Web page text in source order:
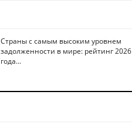
Страны с самым высоким уровнем
задолженности в мире: рейтинг 2026
года...